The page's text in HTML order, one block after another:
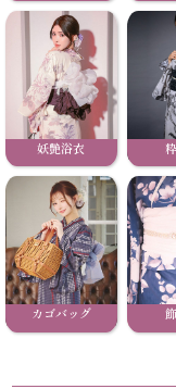
妖艶浴衣
カゴバッグ